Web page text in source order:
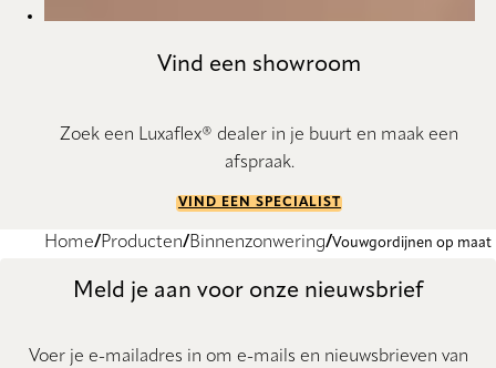
Vind een showroom
Zoek een Luxaflex® dealer in je buurt en maak een
afspraak.
VIND EEN SPECIALIST
Home Producten Binnenzonwering Vouwgordijnen op maat
Meld je aan voor onze nieuwsbrief
Voer je e-mailadres in om e-mails en nieuwsbrieven van